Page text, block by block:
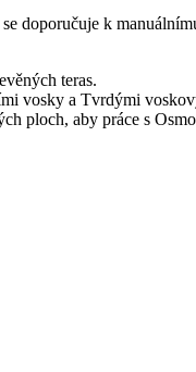
doporučuje k
teras.
vosky a Tvrdými
ploch, aby práce s